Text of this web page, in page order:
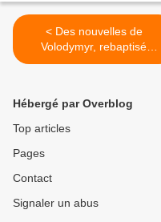
< Des nouvelles de
Volodymyr, rebaptisé
Smoky, adopté en octobre
Hébergé par Overblog
Top articles
Pages
Contact
Signaler un abus